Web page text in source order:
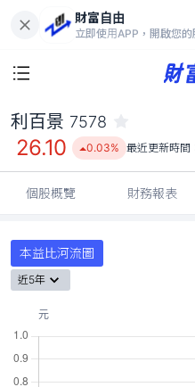
財富自由
立即使用APP，開啟您的
26.10
利百景 7578
26.10 0.03% 最近更新時間
個股概覽 財務報表
本益比河流圖
近5年